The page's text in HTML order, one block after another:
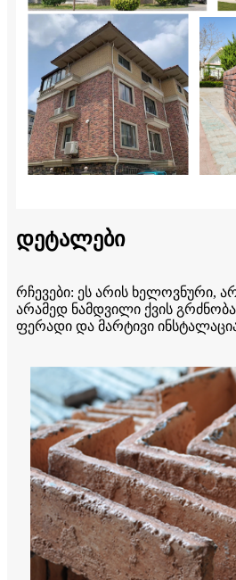
დეტალები
რჩევები: ეს არის ხელოვნური,
არამედ ნამდვილი ქვის
ფერადი და მარტივი